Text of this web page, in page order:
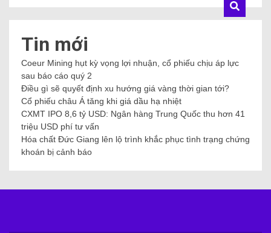
Tin mới
Coeur Mining hụt kỳ vọng lợi nhuận, cổ phiếu chịu áp lực
sau báo cáo quý 2
Điều gì sẽ quyết định xu hướng giá vàng thời gian tới?
Cổ phiếu châu Á tăng khi giá dầu hạ nhiệt
CXMT IPO 8,6 tỷ USD: Ngân hàng Trung Quốc thu hơn 41
triệu USD phí tư vấn
Hóa chất Đức Giang lên lộ trình khắc phục tình trạng chứng
khoán bị cảnh báo